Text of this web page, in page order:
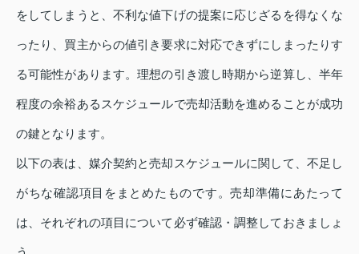
をしてしまうと、不利な値下げの提案に応じざるを得なくな
ったり、買主からの値引き要求に対応できずにしまったりす
る可能性があります。理想の引き渡し時期から逆算し、半年
程度の余裕あるスケジュールで売却活動を進めることが成功
の鍵となります。
以下の表は、媒介契約と売却スケジュールに関して、不足し
がちな確認項目をまとめたものです。売却準備にあたって
は、それぞれの項目について必ず確認・調整しておきましょ